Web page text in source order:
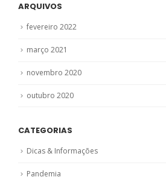
ARQUIVOS
fevereiro 2022
março 2021
novembro 2020
outubro 2020
CATEGORIAS
Dicas & Informações
Pandemia